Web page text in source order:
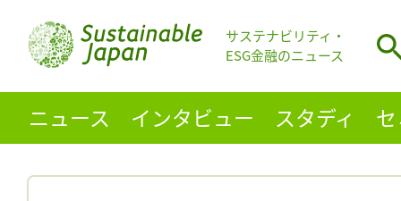
サステナビリティ・
ESG金融のニュース
ニュース インタビュー スタディ